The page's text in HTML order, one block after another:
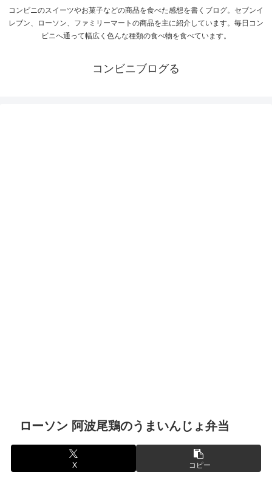
コンビニのスイーツやお菓子などの商品を食べた感想を書くブログ。セブンイ
レブン、ローソン、ファミリーマートの商品を主に紹介しています。毎日コン
ビニへ通って幅広く色んな種類の食べ物を食べています。
コンビニブログる
ローソン 阿波尾鶏のうまいんじょ弁当
X コピー